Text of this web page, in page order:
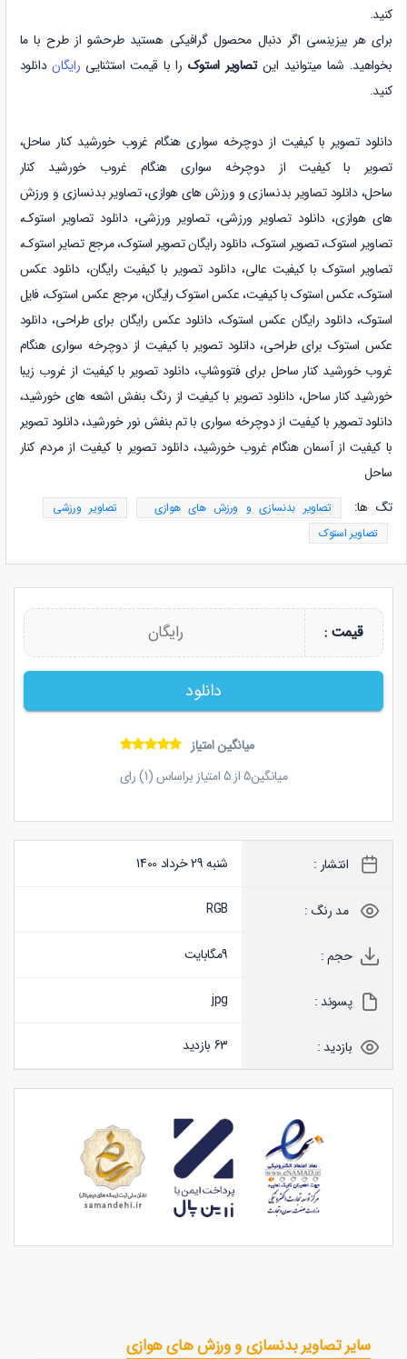
کنید.
برای هر بیزینسی اگر دنبال محصول گرافیکی هستید طرحشو از طرح با ما
بخواهید. شما میتوانید این تصاویر استوک را با قیمت استثنایی رایگان دانلود
کنید.
دانلود تصویر با کیفیت از دوچرخه سواری هنگام غروب خورشید کنار ساحل،
تصویر با کیفیت از دوچرخه سواری هنگام غروب خورشید کنار
ساحل،دانلودتصاویر بدنسازی و ورزش های هوازی،تصاویر بدنسازی و ورزش
های هوازی، دانلود تصاویر ورزشی، تصاویر ورزشی، دانلود تصاویر استوک،
تصاویر استوک، تصویر استوک، دانلود رایگان تصویر استوک، مرجع تصایر استوک،
تصاویر استوک با کیفیت عالی، دانلود تصویر با کیفیت رایگان، دانلود عکس
استوک، عکس استوک با کیفیت، عکس استوک رایگان، مرجع عکس استوک، فایل
استوک، دانلود رایگان عکس استوک، دانلود عکس رایگان برای طراحی، دانلود
عکس استوک برای طراحی، دانلود تصویر با کیفیت از دوچرخه سواری هنگام
غروب خورشید کنار ساحل برای فتووشاپ، دانلود تصویر با کیفیت از غروب زیبا
خورشید کنار ساحل، دانلود تصویر با کیفیت از رنگ بنفش اشعه های خورشید،
دانلودتصویر با کیفیت از دوچرخه سواری با تم بنفش نور خورشید، دانلودتصویر
با کیفیت از آسمان هنگام غروب خورشید، دانلود تصویر با کیفیت از مردم کنار
ساحل
تگ ها:
تصاویر بدنسازی و ورزش های هوازی
تصاویر ورزشی
تصاویر استوک
قیمت : رایگان
دانلود
میانگین امتیاز
میانگین5از5امتیاز براساس (1) رای
انتشار : شنبه 29 خرداد 1400
مد رنگ : RGB
حجم : 9مگابایت
پسوند : jpg
بازدید : 63 بازدید
سایر تصاویر بدنسازی و ورزش های هوازی